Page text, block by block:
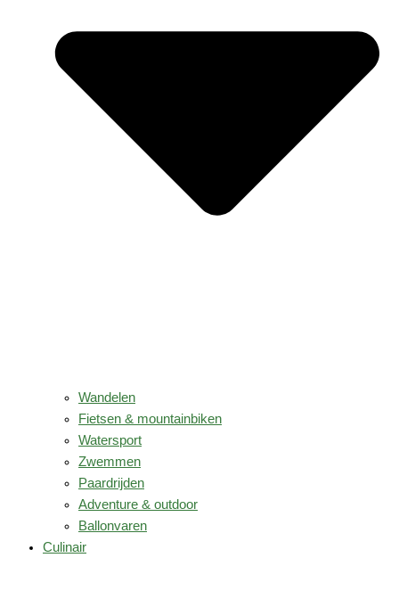
Wandelen
Fietsen & mountainbiken
Watersport
Zwemmen
Paardrijden
Adventure & outdoor
Ballonvaren
Culinair